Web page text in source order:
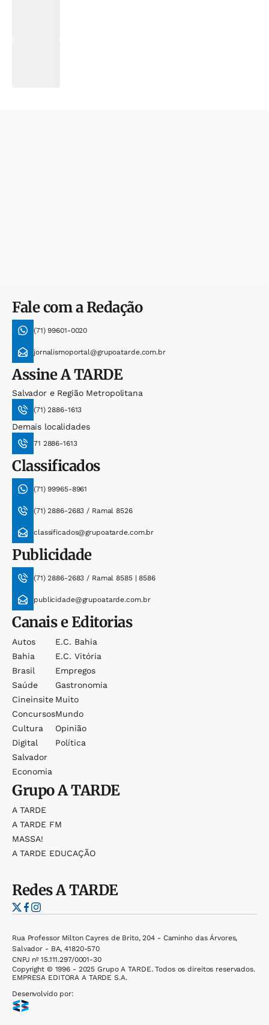
Fale com a Redação
(71) 99601-0020
jornalismoportal@grupoatarde.com.br
AssineA TARDE
Salvador e Região Metropolitana
(71) 2886-1613
Demais localidades
71 2886-1613
Classificados
(71) 99965-8961
(71) 2886-2683 / Ramal 8526
classificados@grupoatarde.com.br
Publicidade
(71) 2886-2683 / Ramal 8585 | 8586
publicidade@grupoatarde.com.br
Canais e Editorias
Autos
Bahia
Brasil
Saúde
Cineinsite
Concursos
Cultura
Digital
Salvador
Economia
E.c. Bahia
E.c. Vitória
Empregos
Gastronomia
Muito
Mundo
Opinião
Política
GrupoA TARDE
A TARDE
A TARDE FM
MASSA!
A TARDE EDUCAÇÃO
RedesA TARDE
Rua Professor Milton Cayres de Brito, 204 - Caminho das Árvores,
Salvador - BA, 41820-570
CNPJ nº 15.111.297/0001-30
Copyright © 1996 - 2025 Grupo A TARDE. Todos os direitos reservados.
EMPRESA EDITORA A TARDE S.A.
Desenvolvido por: